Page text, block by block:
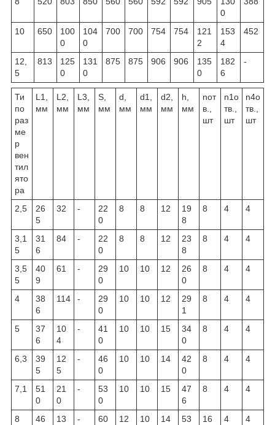
0
10 650
100
0
104
0
700 700 754 754
121
2
153
4
452
12,
5
813
125
0
131
0
875 875 906 906
135
0
182
6
-
Ти
по
раз
ме
р
вен
тил
ято
ра
L1,
мм
L2,
мм
L3,
мм
S,
мм
d,
мм
d1,
мм
d2,
мм
h,
мм
nот
в.,
шт
n1о
тв.,
шт
n4о
тв.,
шт
2,5
26
5
32 -
22
0
8 8 12
19
8
8 4 4
3,1
5
31
6
84 -
22
0
8 8 12
23
8
8 4 4
3,5
5
40
9
61 -
29
0
10 10 12
26
0
8 4 4
4
38
6
114 -
29
0
10 10 12
29
1
8 4 4
5
37
6
10
4
-
41
0
10 10 15
34
0
8 4 4
6,3
39
5
12
5
-
46
0
10 10 14
42
0
8 4 4
7,1
51
0
21
0
-
53
0
10 10 15
47
6
8 4 4
8
46
13
-
60
12 10 14
53
16 4 4